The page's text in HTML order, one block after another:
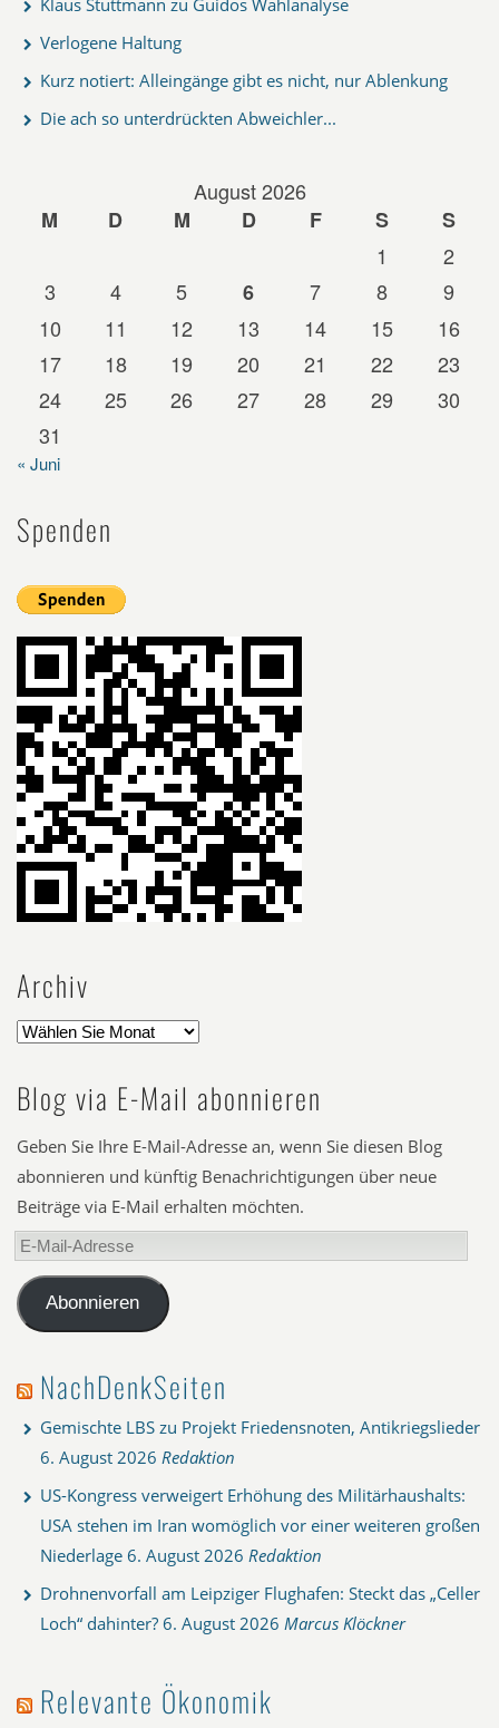
Verlogene Haltung
Kurz notiert: Alleingänge gibt es nicht, nur Ablenkung
Die ach so unterdrückten Abweichler...
August 2026
M
D M D F S
S
1
2
3
4 5 6 7 8
9
10
11 12 13 14 15
16
17
18 19 20 21 22
23
24
25 26 27 28 29
30
31
« Juni
Spenden
Archiv
Blog via E-Mail abonnieren
Geben Sie Ihre E-Mail-Adresse an, wenn Sie diesen Blog
abonnieren und künftig Benachrichtigungen über neue
Beiträge via E-Mail erhalten möchten.
E-
Mail-
AdresseAbonnieren
NachDenkSeiten
Gemischte LBS zu Projekt Friedensnoten, Antikriegslieder
6. August 2026 Redaktion
US-Kongress verweigert Erhöhung des Militärhaushalts:
USA stehen im Iran womöglich vor einer weiteren großen
Niederlage 6. August 2026 Redaktion
Drohnenvorfall am Leipziger Flughafen: Steckt das „Celler
Loch“ dahinter? 6. August 2026 Marcus Klöckner
Relevante Ökonomik